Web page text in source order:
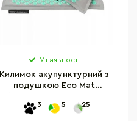
У наявності
Килимок акупунктурний з
подушкою Eco Mat
4FJ0230 Grey/Mint
3 5 25